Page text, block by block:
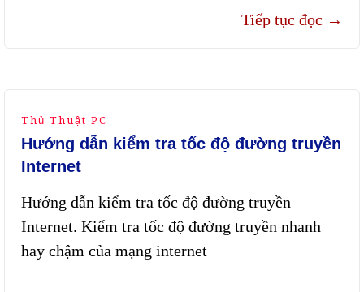
Tiếp tục đọc →
Thủ Thuật PC
Hướng dẫn kiểm tra tốc độ đường truyền
Internet
Hướng dẫn kiểm tra tốc độ đường truyền
Internet. Kiểm tra tốc độ đường truyền nhanh
hay chậm của mạng internet